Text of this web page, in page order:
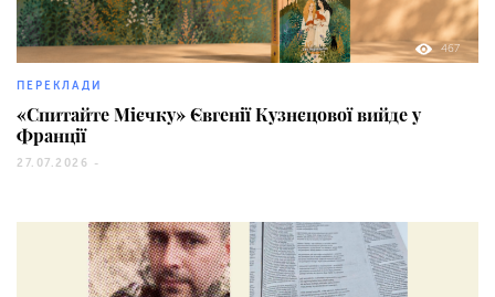
467
ПЕРЕКЛАДИ
«Спитайте Мієчку» Євгенії Кузнєцової вийде у
Франції
27.07.2026 -